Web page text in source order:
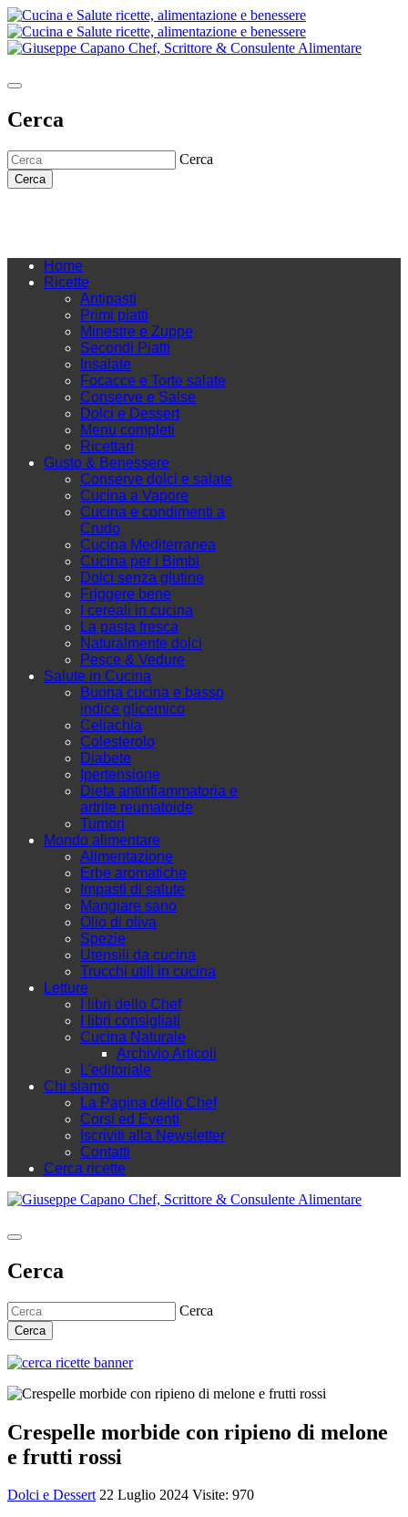
Cerca
Cerca
Cerca
Home
Ricette
Antipasti
Primi piatti
Minestre e Zuppe
Secondi Piatti
Insalate
Focacce e Torte salate
Conserve e Salse
Dolci e Dessert
Menu completi
Ricettari
Gusto & Benessere
Conserve dolci e salate
Cucina a Vapore
Cucina e condimenti a
Crudo
Cucina Mediterranea
Cucina per i Bimbi
Dolci senza glutine
Friggere bene
I cereali in cucina
La pasta fresca
Naturalmente dolci
Pesce & Vedure
Salute in Cucina
Buona cucina e basso
indice glicemico
Celiachia
Colesterolo
Diabete
Ipertensione
Dieta antinfiammatoria e
artrite reumatoide
Tumori
Mondo alimentare
Alimentazione
Erbe aromatiche
Impasti di salute
Mangiare sano
Olio di oliva
Spezie
Utensili da cucina
Trucchi utili in cucina
Letture
I libri dello Chef
I libri consigliati
Cucina Naturale
Archivio Articoli
L'editoriale
Chi siamo
La Pagina dello Chef
Corsi ed Eventi
Iscriviti alla Newsletter
Contatti
Cerca ricette
Cerca
Cerca
Cerca
Crespelle morbide con ripieno di melone
e frutti rossi
Dolci e Dessert 22 Luglio 2024 Visite: 970